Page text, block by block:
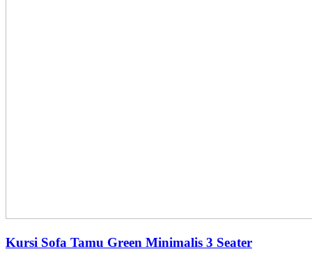
Kursi Sofa Tamu Green Minimalis 3 Seater